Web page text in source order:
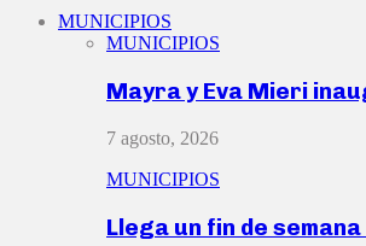
MUNICIPIOS
MUNICIPIOS
Mayra y Eva Mieri
7 agosto, 2026
MUNICIPIOS
Llega un fin de